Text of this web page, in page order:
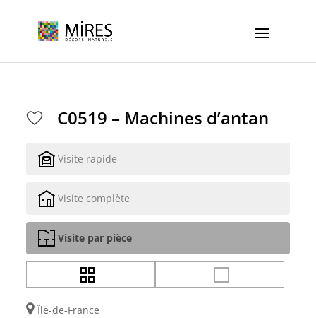
C0519 – Machines d’antan
Visite rapide
Visite complète
Visite par pièce
Île-de-France